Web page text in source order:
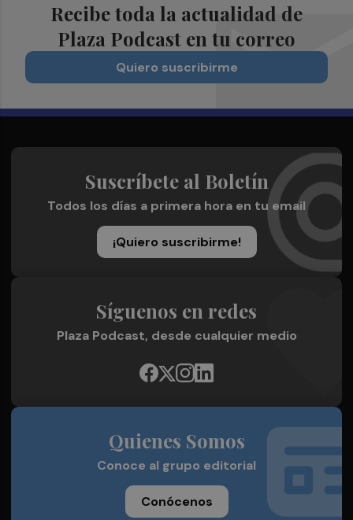
Recibe toda la actualidad de
Plaza Podcast en tu correo
Quiero suscribirme
Suscríbete al Boletín
Todos los días a primera hora en tu email
¡Quiero suscribirme!
Síguenos en redes
Plaza Podcast, desde cualquier medio
Quienes Somos
Conoce al grupo editorial
Conócenos